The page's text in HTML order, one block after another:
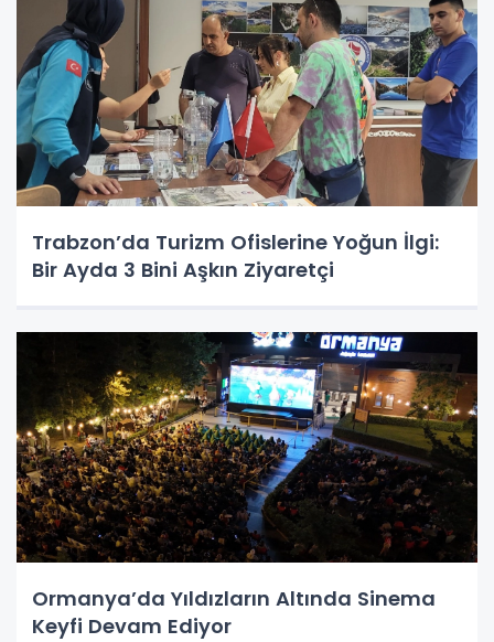
Trabzon’da Turizm Ofislerine Yoğun İlgi:
Bir Ayda 3 Bini Aşkın Ziyaretçi
Ormanya’da Yıldızların Altında Sinema
Keyfi Devam Ediyor